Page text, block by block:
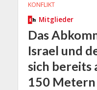
KONFLIKT
Mitglieder
Das
Israel und
sich bereits
150